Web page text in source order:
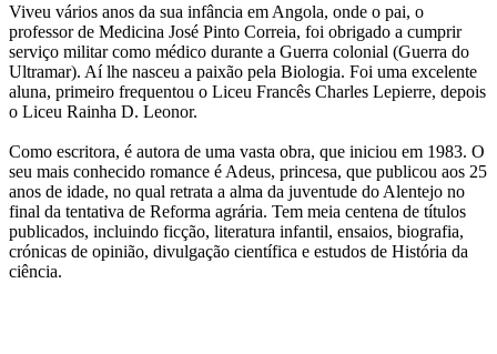
Viveu vários anos da sua infância em Angola, onde o pai, o
professor de Medicina José Pinto Correia, foi obrigado a cumprir
serviço militar como médico durante a Guerra colonial (Guerra do
Ultramar). Aí lhe nasceu a paixão pela Biologia. Foi uma excelente
aluna, primeiro frequentou o Liceu Francês Charles Lepierre, depois
o Liceu Rainha D. Leonor.
Como escritora, é autora de uma vasta obra, que iniciou em 1983. O
seu mais conhecido romance é Adeus, princesa, que publicou aos 25
anos de idade, no qual retrata a alma da juventude do Alentejo no
final da tentativa de Reforma agrária. Tem meia centena de títulos
publicados, incluindo ficção, literatura infantil, ensaios, biografia,
crónicas de opinião, divulgação científica e estudos de História da
ciência.